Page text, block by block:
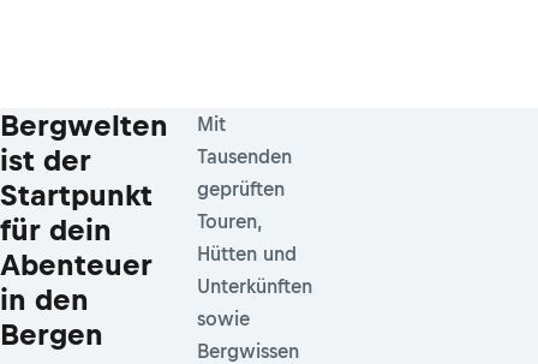
Bergwelten
ist der
Startpunkt
für dein
Abenteuer
in den
Bergen
Mit
Tausenden
geprüften
Touren,
Hütten und
Unterkünften
sowie
Bergwissen